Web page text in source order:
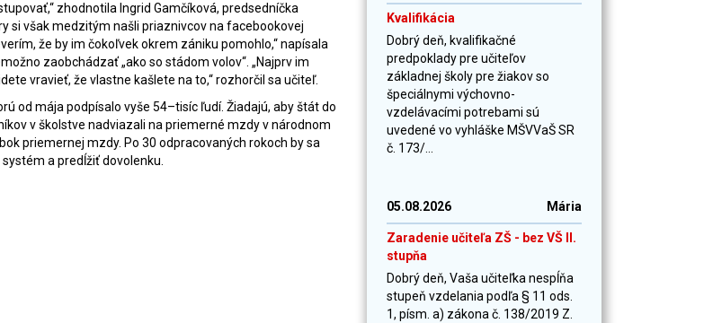
zhodnotila Ingrid Gamčíková, predsedníčka
si však medzitým našli priaznivcov na facebookovej
že by im čokoľvek okrem zániku pomohlo,“ napísala
zaobchádzať „ako so stádom volov“. „Najprv im
vravieť, že vlastne kašlete na to,“ rozhorčil sa učiteľ.
od mája podpísalo vyše 54–tisíc ľudí. Žiadajú, aby štát do
v školstve nadviazali na priemerné mzdy v národnom
priemernej mzdy. Po 30 odpracovaných rokoch by sa
a predĺžiť dovolenku.
Kvalifikácia
Dobrý deň, kvalifikačné
predpoklady pre učiteľov
základnej školy pre žiakov so
špeciálnymi výchovno-
vzdelávacími potrebami sú
uvedené vo vyhláške MŠVVaŠ SR
č. 173/...
05.08.2026 Mária
Zaradenie učiteľa ZŠ - bez VŠ II.
stupňa
Dobrý deň, Vaša učiteľka nespĺňa
stupeň vzdelania podľa § 11 ods.
1, písm. a) zákona č. 138/2019 Z.